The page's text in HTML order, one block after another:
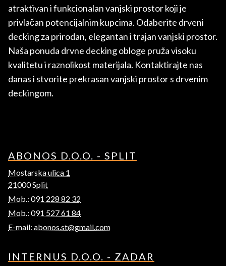
atraktivan i funkcionalan vanjski prostor koji je
privlačan potencijalnim kupcima. Odaberite drveni
decking za prirodan, elegantan i trajan vanjski prostor.
Naša ponuda drvne decking obloge pruža visoku
kvalitetu i raznolikost materijala. Kontaktirajte nas
danas i stvorite prekrasan vanjski prostor s drvenim
deckingom.
ABONOS D.O.O. - SPLIT
Mostarska ulica 1
21000 Split
Mob.: 091 228 82 32
Mob.: 091 527 61 84
E-mail: abonos.st@gmail.com
INTERNUS D.O.O. - ZADAR